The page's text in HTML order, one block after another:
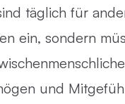
täglich für
ein, sondern
und